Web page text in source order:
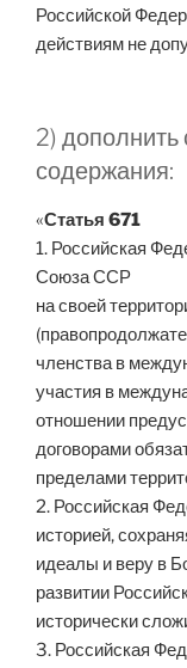
Российской
действиям не
2)
содержания:
«Статья 671
1. Российская
Союза ССР
на своей
членства в
участия в
отношении
договорами
пределами
2. Российская
историей,
идеалы и веру в
развитии
исторически
3. Российская